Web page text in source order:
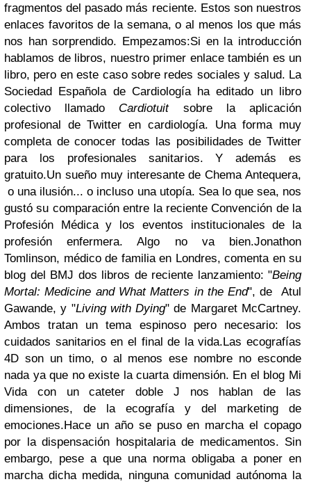
fragmentos del pasado más reciente. Estos son nuestros
enlaces favoritos de la semana, o al menos los que más
nos han sorprendido. Empezamos:Si en la introducción
hablamos de libros, nuestro primer enlace también es un
libro, pero en este caso sobre redes sociales y salud. La
Sociedad Española de Cardiología ha editado un libro
colectivo llamado Cardiotuitsobre la aplicación
profesional de Twitter en cardiología. Una forma muy
completa de conocer todas las posibilidades de Twitter
para los profesionales sanitarios. Y además es
gratuito.Un sueño muy interesante de Chema Antequera,
o una ilusión... o incluso una utopía. Sea lo que sea, nos
gustó su comparación entre la reciente Convención de la
Profesión Médica y los eventos institucionales de la
profesión enfermera. Algo no va bien.Jonathon
Tomlinson, médico de familia en Londres, comenta en su
blog del BMJ dos libros de reciente lanzamiento: "Being
Mortal: Medicine and What Matters in the End", de Atul
Gawande, y "Living with Dying" de Margaret McCartney.
Ambos tratan un tema espinoso pero necesario: los
cuidados sanitarios en el final de la vida.Las ecografías
4D son un timo, o al menos ese nombre no esconde
nada ya que no existe la cuarta dimensión. En el blog Mi
Vida con un cateter doble J nos hablan de las
dimensiones, de la ecografía y del marketing de
emociones.Hace un año se puso en marcha el copago
por la dispensación hospitalaria de medicamentos. Sin
embargo, pese a que una norma obligaba a poner en
marcha dicha medida, ninguna comunidad autónoma la